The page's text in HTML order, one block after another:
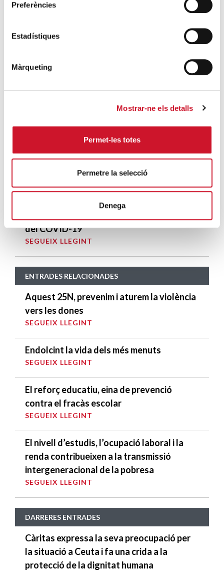
Preferències
Estadístiques
Màrqueting
Mostrar-ne els detalls
Permet-les totes
Permetre la selecció
Denega
Càritas adequa la seva acció social a les
pel COVID-19
Descarrega’t el manual de la corona
Descarrega’t el «Qui és qui?, en el portal de
SEGUEIX LLEGINT
del COVID-19
SEGUEIX LLEGINT
ENTRADES RELACIONADES
Aquest 25N, prevenim i aturem la violència
vers les dones
SEGUEIX LLEGINT
Endolcint la vida dels més menuts
SEGUEIX LLEGINT
El reforç educatiu, eina de prevenció
contra el fracàs escolar
SEGUEIX LLEGINT
El nivell d’estudis, l’ocupació laboral i la
renda contribueixen a la transmissió
intergeneracional de la pobresa
SEGUEIX LLEGINT
DARRERES ENTRADES
Càritas expressa la seva preocupació per
la situació a Ceuta i fa una crida a la
protecció de la dignitat humana